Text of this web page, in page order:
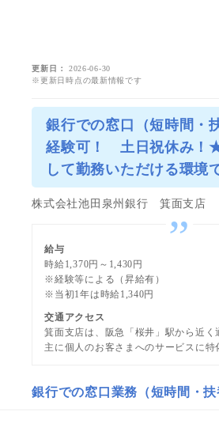
更新日
2026-06-30
※更新日時点の最新情報です
銀行での窓口（短時間
経験可！ 土日祝休み！
して勤務いただける環境
株式会社池田泉州銀行 箕面支店
給与
時給1,370円～1,430円
※経験等による（昇給有）
※当初1年は時給1,340円
交通アクセス
箕面支店は、阪急「桜井」駅から近く
主に個人のお客さまへのサービスに特
銀行での窓口業務（短時間・扶